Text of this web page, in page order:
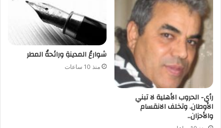
رأي- الحروب الأهلية لا تبني
الأوطان. وتخلف الانقسام
والأحزان..
شوارعُ المدينةِ ورائحةُ المطر
منذ 10 ساعات